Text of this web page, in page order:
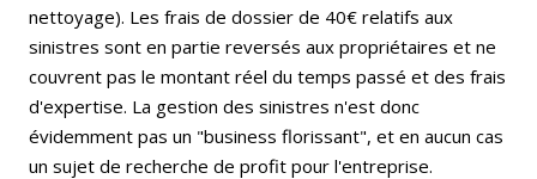
nettoyage). Les frais de dossier de 40€ relatifs aux
sinistres sont en partie reversés aux propriétaires et ne
couvrent pas le montant réel du temps passé et des frais
d'expertise. La gestion des sinistres n'est donc
évidemment pas un "business florissant", et en aucun cas
un sujet de recherche de profit pour l'entreprise.